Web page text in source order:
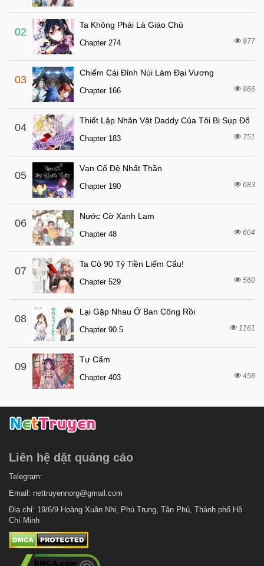
Chapter 77
Chapter 76 3 tháng trước
Chapter 75
Chapter 74
Chapter 73
Chapter 72 3 tháng trước
Chapter 71 3 tháng trước
Chapter 70
Chapter 69 3 tháng trước
Chapter 68
Chapter 67 3 tháng trước
Chapter 66
Chapter 65
Chapter 64 3 tháng trước
Chapter 63.5
Chapter 63 3 tháng trước
Chapter 62
Chapter 61
Chapter 60.2
Chapter 60
Chapter 58
Chapter 56 3 tháng trước
Chapter 55
Chapter 54
Chapter 53 3 tháng trước
Chapter 52
Chapter 51
02
Ta Không Phải Là Giáo Chủ
Chapter 274 977
03
Chiếm Cái Đỉnh Núi Làm Đại Vương
Chapter 166 966
04
Thiết Lập Nhân Vật Daddy Của Tôi Bị Sụp Đổ
Chapter 183 751
05
Vạn Cổ Đệ Nhất Thần
Chapter 190 683
06
Nước Cờ Xanh Lam
Chapter 48 604
07
Ta Có 90 Tỷ Tiền Liếm Cẩu!
Chapter 529 560
08
Lại Gặp Nhau Ở Ban Công Rồi
Chapter 90.5 1161
09
Tự Cẩm
Chapter 403 458
Liên hệ dặt quảng cáo
Telegram:
Email: nettruyennorg@gmail.com
Địa chỉ: 19/6/9 Hoàng Xuân Nhị, Phú Trung, Tân Phú, Thành phố Hồ
Chí Minh